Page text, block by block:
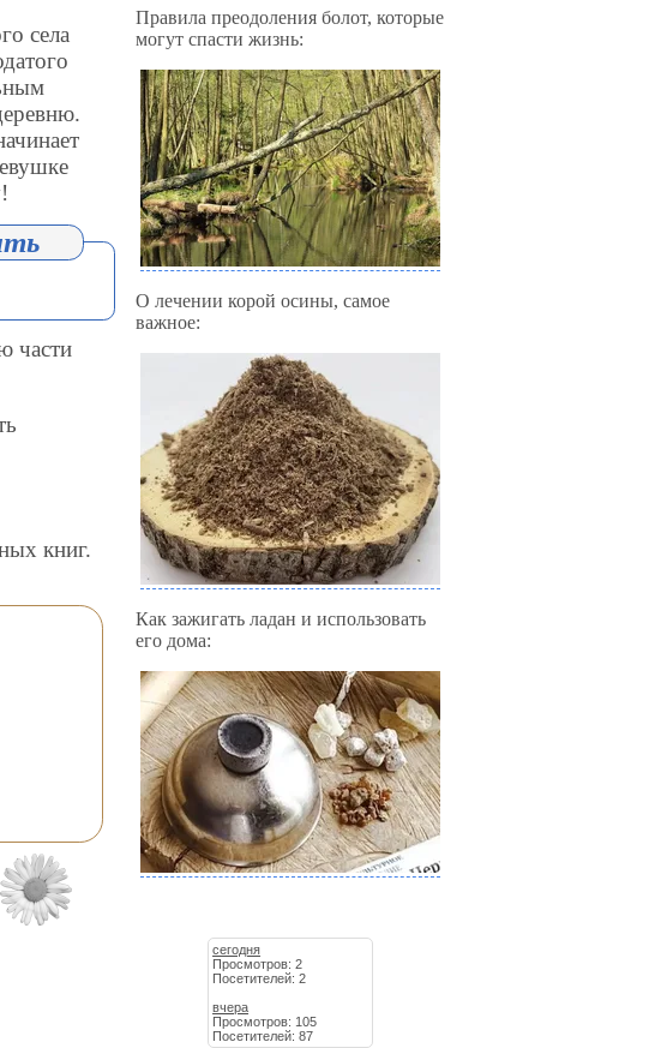
села
части
книг.
Правила преодоления болот, которые
могут спасти жизнь:
О лечении корой осины, самое
важное:
Как зажигать ладан и использовать
его дома:
сегодня
Просмотров: 2
Посетителей: 2
вчера
Просмотров: 105
Посетителей: 87